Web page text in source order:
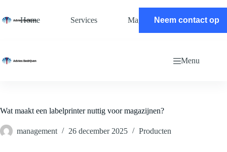
de
Home Services Magazine Contact
Neem contact op
Menu
Wat maakt een labelprinter nuttig voor magazijnen?
management 26 december 2025 Producten